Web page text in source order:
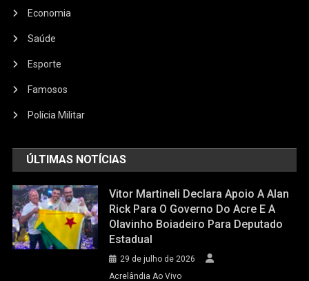
Economia
Saúde
Esporte
Famosos
Polícia Militar
ÚLTIMAS NOTÍCIAS
Vitor Martineli Declara Apoio A Alan
Rick Para O Governo Do Acre E A
Olavinho Boiadeiro Para Deputado
Estadual
29 de julho de 2026
Acrelândia Ao Vivo